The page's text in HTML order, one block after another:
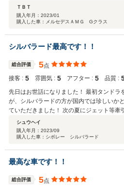
ＴＢＴ
購入年月： 2023/01
購入した車：メルセデスＡＭＧ Gクラス
シルバラード最高です！！
総合評価 5点
接客 : 5 雰囲気 : 5 アフター : 5 品質 :
先日はお世話になりました！ 最初タンドラ
が、シルバラードの方が国内では珍しいか
ていただきました！ 次の夏にジェット等牽
今後とも宜しくお願い致します！！
シュウヘイ
購入年月： 2023/09
購入した車：シボレー シルバラード
最高な車です！！
総合評価 5点